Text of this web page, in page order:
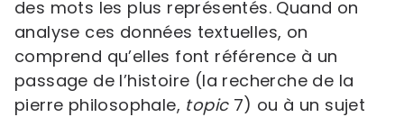
des mots les plus représentés. Quand on
analyse ces données textuelles, on
comprend qu’elles font référence à un
passage de l’histoire (la recherche de la
pierre philosophale, topic7) ou à un sujet